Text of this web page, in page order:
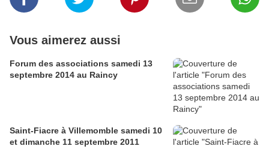
Vous aimerez aussi
Forum des associations samedi 13
septembre 2014 au Raincy
Saint-Fiacre à Villemomble samedi 10
et dimanche 11 septembre 2011